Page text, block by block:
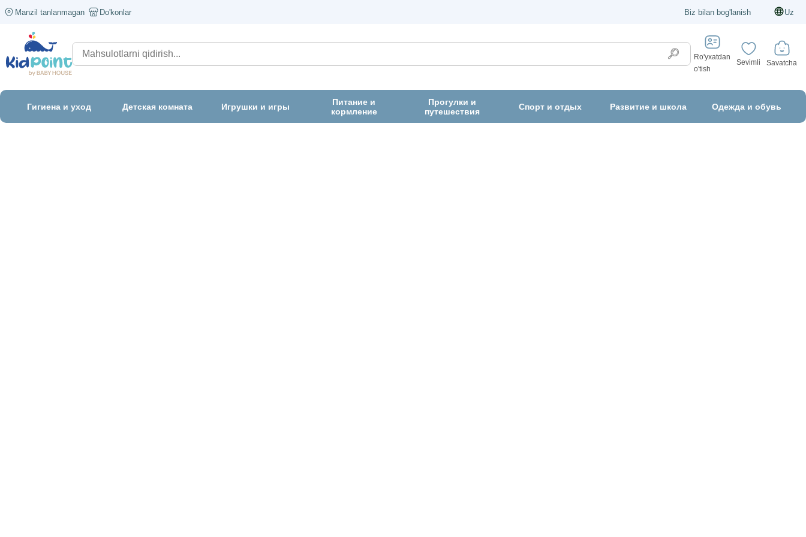
Manzil tanlanmagan Do'konlar Biz bilan bog'lanish Uz
Ro'yxatdan
o'tish
Sevimli Savatcha
Гигиена и уход Детская комната Игрушки и игры
Питание и
кормление
Прогулки и
путешествия
Спорт и отдых Развитие и школа Одежда и обувь